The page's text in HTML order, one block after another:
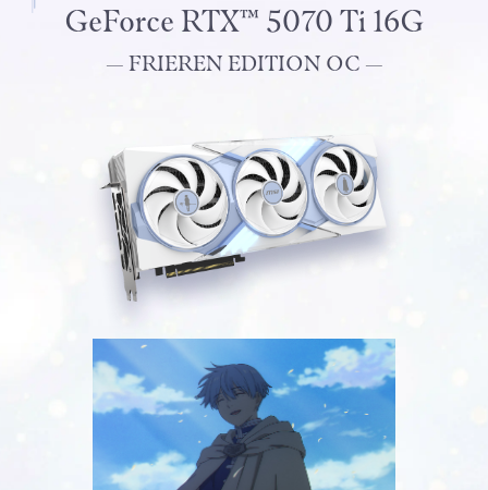
GeForce RTX™ 5070 Ti 16G
— FRIEREN EDITION OC —